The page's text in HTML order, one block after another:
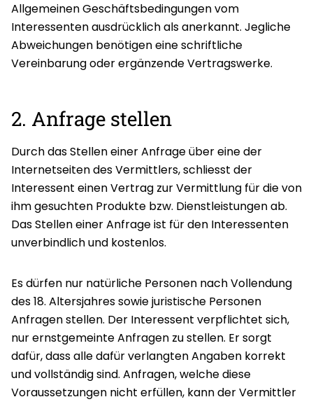
Allgemeinen Geschäftsbedingungen vom
Interessenten ausdrücklich als anerkannt. Jegliche
Abweichungen benötigen eine schriftliche
Vereinbarung oder ergänzende Vertragswerke.
2. Anfrage stellen
Durch das Stellen einer Anfrage über eine der
Internetseiten des Vermittlers, schliesst der
Interessent einen Vertrag zur Vermittlung für die von
ihm gesuchten Produkte bzw. Dienstleistungen ab.
Das Stellen einer Anfrage ist für den Interessenten
unverbindlich und kostenlos.
Es dürfen nur natürliche Personen nach Vollendung
des 18. Altersjahres sowie juristische Personen
Anfragen stellen. Der Interessent verpflichtet sich,
nur ernstgemeinte Anfragen zu stellen. Er sorgt
dafür, dass alle dafür verlangten Angaben korrekt
und vollständig sind. Anfragen, welche diese
Voraussetzungen nicht erfüllen, kann der Vermittler